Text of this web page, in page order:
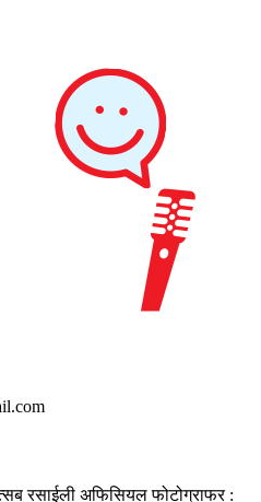
रसाईली अफिसियल फोटोग्राफर :